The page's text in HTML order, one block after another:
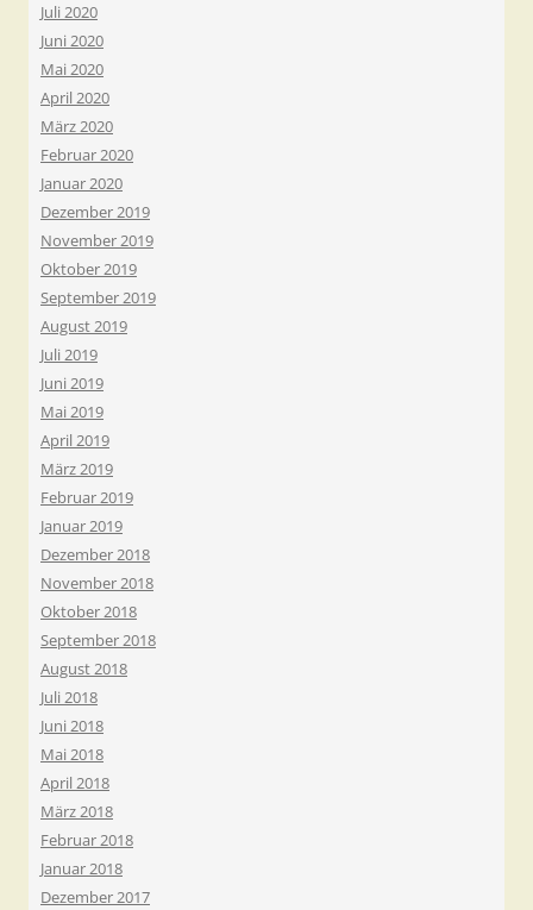
Juli 2020
Juni 2020
Mai 2020
April 2020
März 2020
Februar 2020
Januar 2020
Dezember 2019
November 2019
Oktober 2019
September 2019
August 2019
Juli 2019
Juni 2019
Mai 2019
April 2019
März 2019
Februar 2019
Januar 2019
Dezember 2018
November 2018
Oktober 2018
September 2018
August 2018
Juli 2018
Juni 2018
Mai 2018
April 2018
März 2018
Februar 2018
Januar 2018
Dezember 2017